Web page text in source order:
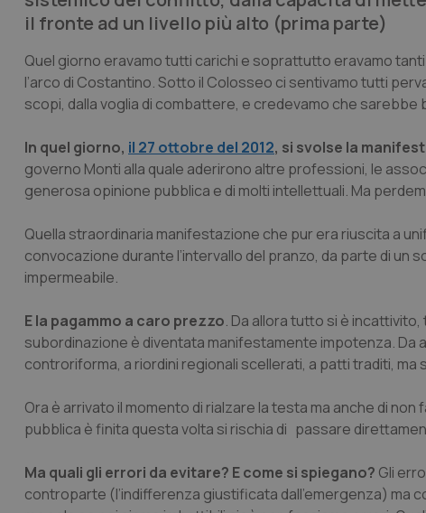
il fronte ad un livello più alto (prima parte)
Quel giorno eravamo tutti carichi e soprattutto eravamo
l’arco di Costantino. Sotto il Colosseo ci sentivamo tutti
scopi, dalla voglia di combattere, e credevamo che
In quel giorno, il 27 ottobre del 2012, si svolse la
governo Monti alla quale aderirono altre professioni, le
generosa opinione pubblica e di molti intellettuali. Ma
Quella straordinaria manifestazione che pur era riuscita a
convocazione durante l’intervallo del pranzo, da parte di
impermeabile.
E la pagammo a caro prezzo. Da allora tutto si è
subordinazione è diventata manifestamente impotenza. Da
controriforma, a riordini regionali scellerati, a patti traditi,
Ora è arrivato il momento di rialzare la testa ma anche di
pubblica è finita questa volta si rischia di passare
Ma quali gli errori da evitare? E come si spiegano? Gli
controparte (l’indifferenza giustificata dall’emergenza) ma